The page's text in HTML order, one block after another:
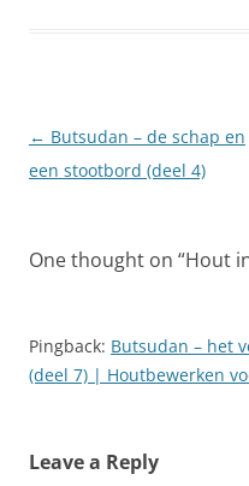
Post
navigation
← Butsudan – de schap en
een stootbord (deel 4)
One thought on “Hout
Pingback: Butsudan – het
(deel 7) | Houtbewerken
Leave a Reply